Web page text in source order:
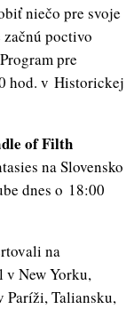
niečo pre svoje
poctivo
pre
hod. v Historickej
of Filth
na Slovensko
dnes o 18:00
na
v New Yorku,
Paríži, Taliansku,